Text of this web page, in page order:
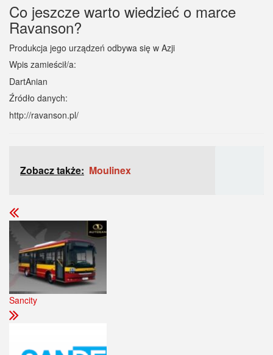
Co jeszcze warto wiedzieć o marce
Ravanson?
Produkcja jego urządzeń odbywa się w Azji
Wpis zamieścił/a:
DartAnian
Źródło danych:
http://ravanson.pl/
Zobacz także: Moulinex
Sancity